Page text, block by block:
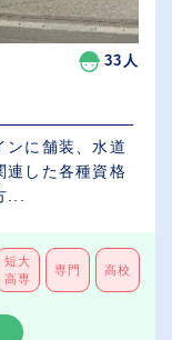
33人
ンに舗装、水道
連した各種資格
...
短大
高専
専門 高校